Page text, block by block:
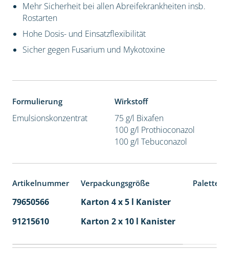
Mehr Sicherheit bei allen Abreifekrankheiten insb.
Rostarten
Hohe Dosis- und Einsatzflexibilität
Sicher gegen Fusarium und Mykotoxine
Formulierung
Emulsionskonzentrat
Wirkstoff
75 g/l Bixafen
100 g/l Prothioconazol
100 g/l Tebuconazol
Artikelnummer Verpackungsgröße
79650566 Karton 4 x 5 l Kanister
91215610
Karton 2 x 10 l Kanister